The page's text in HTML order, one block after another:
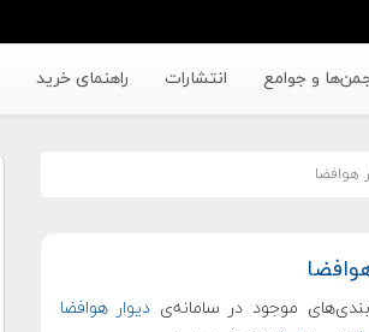
و جوامع انتشارات راهنمای خرید
هوافضا
موجود در سامانه‌ی دیوار هوافضا